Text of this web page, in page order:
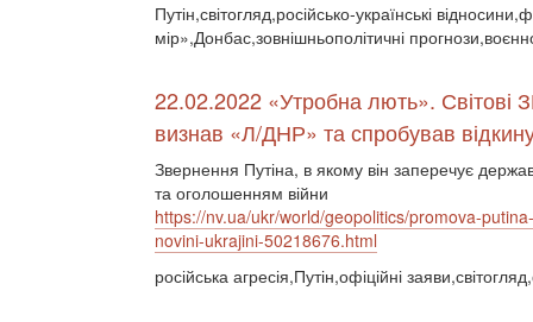
Путін,світогляд,російсько-українські
мір»,Донбас,зовнішньополітичні
22.02.2022 «Утробна лють». Світові
визнав «Л/ДНР» та спробував
Звернення Путіна, в якому він заперечує
та оголошенням війни
https://nv.ua/ukr/world/geopolitics/promova-
novini-ukrajini-50218676.html
російська агресія,Путін,офіційні